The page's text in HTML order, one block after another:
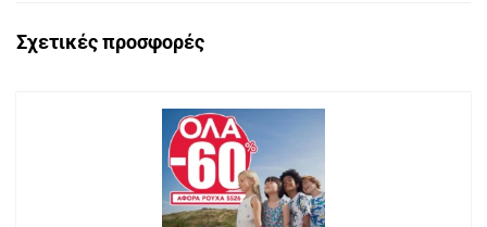
Σχετικές προσφορές